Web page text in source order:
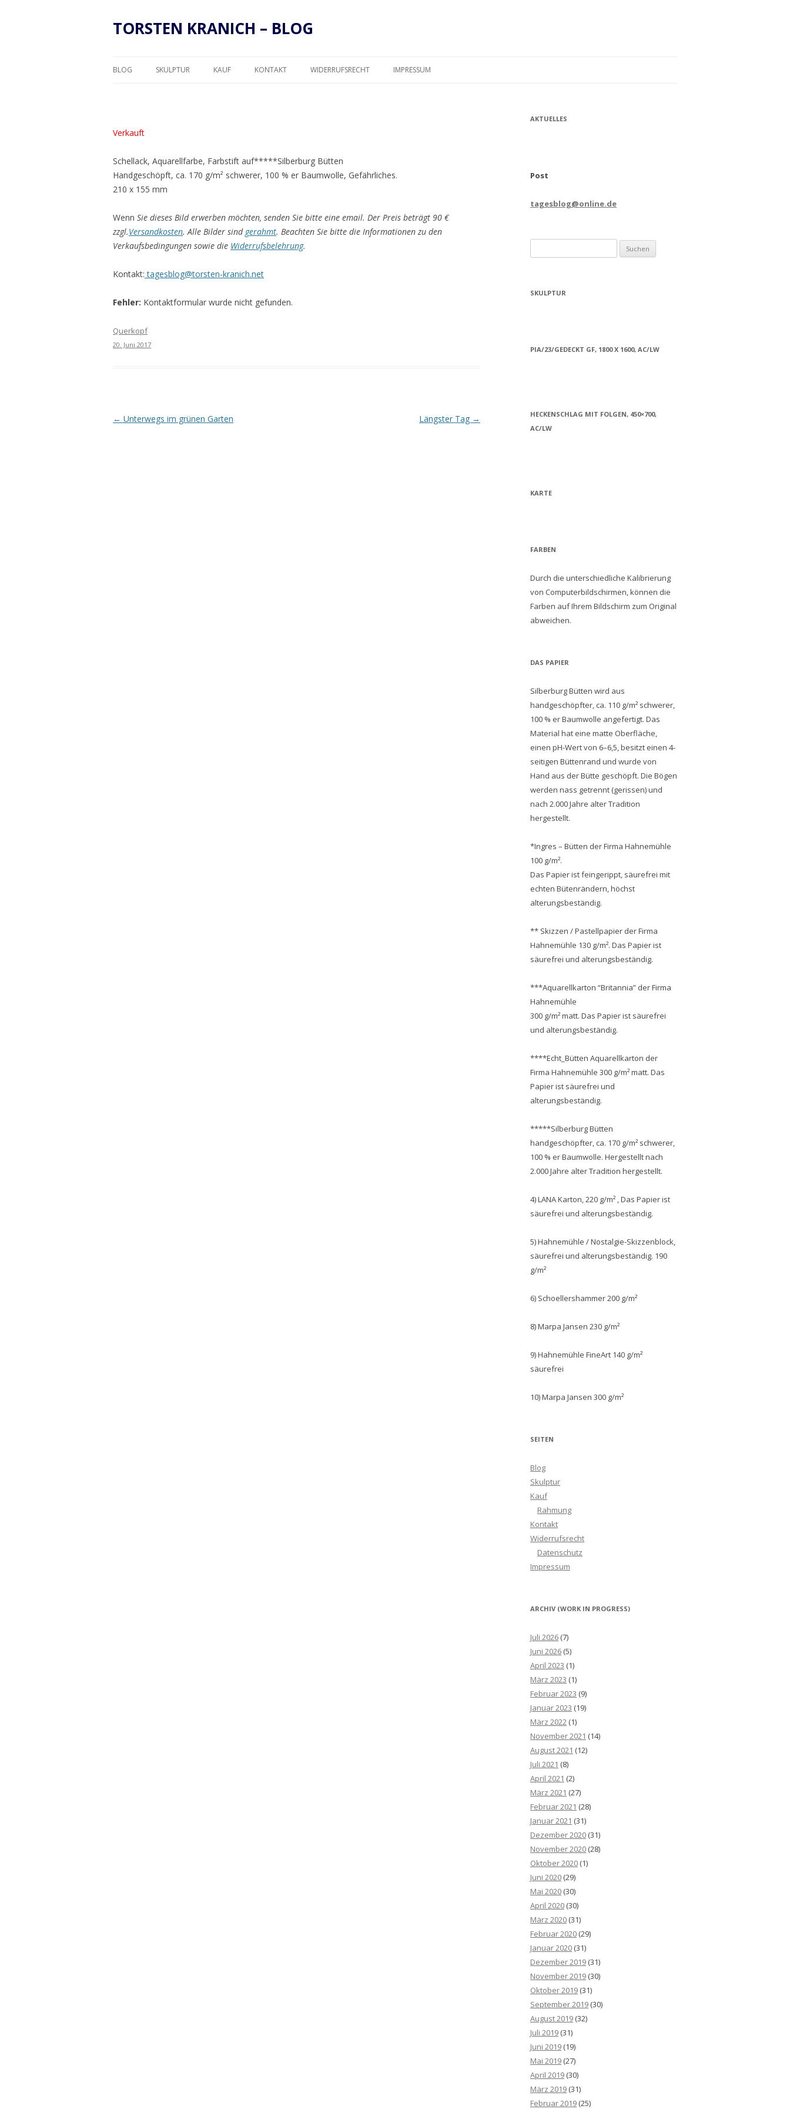
TORSTEN KRANICH – BLOG
Inhalt
BLOG SKULPTUR KAUF KONTAKT WIDERRUFSRECHT IMPRESSUM
Verkauft
Schellack, Aquarellfarbe, Farbstift auf*****Silberburg Bütten
Handgeschöpft, ca. 170 g/m² schwerer, 100 % er Baumwolle, Gefährliches.
210 x 155 mm
Wenn Sie dieses Bild erwerben möchten, senden Sie bitte eine email. Der Preis beträgt 90 €
zzgl.Versandkosten. Alle Bilder sind gerahmt. Beachten Sie bitte die Informationen zu den
Verkaufsbedingungen sowie die Widerrufsbelehrung.
Kontakt: tagesblog@torsten-kranich.net
Fehler: Kontaktformular wurde nicht gefunden.
Querkopf
20. Juni 2017
Beitrags-
← Unterwegs im grünen Garten Längster Tag →
AKTUELLES
Post
tagesblog@online.de
nach:
SKULPTUR
PIA/23/GEDECKT GF, 1800 X 1600, AC/LW
HECKENSCHLAG MIT FOLGEN, 450×700,
AC/LW
KARTE
FARBEN
Durch die unterschiedliche Kalibrierung
von Computerbildschirmen, können die
Farben auf Ihrem Bildschirm zum Original
abweichen.
DAS PAPIER
Silberburg Bütten wird aus
handgeschöpfter, ca. 110 g/m² schwerer,
100 % er Baumwolle angefertigt. Das
Material hat eine matte Oberfläche,
einen pH-Wert von 6–6,5, besitzt einen 4-
seitigen Büttenrand und wurde von
Hand aus der Bütte geschöpft. Die Bögen
werden nass getrennt (gerissen) und
nach 2.000 Jahre alter Tradition
hergestellt.
*Ingres – Bütten der Firma Hahnemühle
100 g/m².
Das Papier ist feingerippt, säurefrei mit
echten Bütenrändern, höchst
alterungsbeständig.
** Skizzen / Pastellpapier der Firma
Hahnemühle 130 g/m². Das Papier ist
säurefrei und alterungsbeständig.
***Aquarellkarton “Britannia” der Firma
Hahnemühle
300 g/m² matt. Das Papier ist säurefrei
und alterungsbeständig.
****Echt_Bütten Aquarellkarton der
Firma Hahnemühle 300 g/m² matt. Das
Papier ist säurefrei und
alterungsbeständig.
*****Silberburg Bütten
handgeschöpfter, ca. 170 g/m² schwerer,
100 % er Baumwolle. Hergestellt nach
2.000 Jahre alter Tradition hergestellt.
4) LANA Karton, 220 g/m² , Das Papier ist
säurefrei und alterungsbeständig.
5) Hahnemühle / Nostalgie-Skizzenblock,
säurefrei und alterungsbeständig. 190
g/m²
6) Schoellershammer 200 g/m²
8) Marpa Jansen 230 g/m²
9) Hahnemühle FineArt 140 g/m²
säurefrei
10) Marpa Jansen 300 g/m²
SEITEN
Blog
Skulptur
Kauf
Rahmung
Kontakt
Widerrufsrecht
Datenschutz
Impressum
ARCHIV (WORK IN PROGRESS)
Juli 2026 (7)
Juni 2026 (5)
April 2023 (1)
März 2023 (1)
Februar 2023 (9)
Januar 2023 (19)
März 2022 (1)
November 2021 (14)
August 2021 (12)
Juli 2021 (8)
April 2021 (2)
März 2021 (27)
Februar 2021 (28)
Januar 2021 (31)
Dezember 2020 (31)
November 2020 (28)
Oktober 2020 (1)
Juni 2020 (29)
Mai 2020 (30)
April 2020 (30)
März 2020 (31)
Februar 2020 (29)
Januar 2020 (31)
Dezember 2019 (31)
November 2019 (30)
Oktober 2019 (31)
September 2019 (30)
August 2019 (32)
Juli 2019 (31)
Juni 2019 (19)
Mai 2019 (27)
April 2019 (30)
März 2019 (31)
Februar 2019 (25)